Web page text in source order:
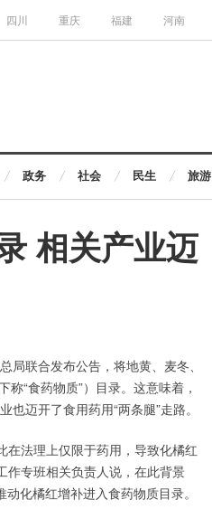
四川 重庆 福建 河南
政务 社会 民生 旅游
相关产业迈
联合发布公告，将地黄、麦冬、
“食药物质”）目录。这意味着，
迈开了食用药用“两条腿”走路。
在法理上仅限于药用，导致化橘红
作专班相关负责人说，在此背景
化橘红增补进入食药物质目录。